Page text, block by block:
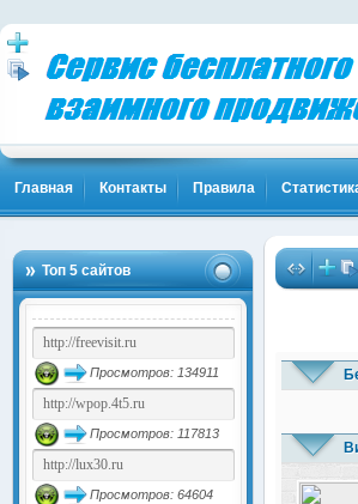
Главная Контакты Правила
Топ 5 сайтов
Просмотров: 134911
Просмотров: 117813
Просмотров: 64604
Жми!(1837)…Биткоины бесплатно - Жми!(4093)